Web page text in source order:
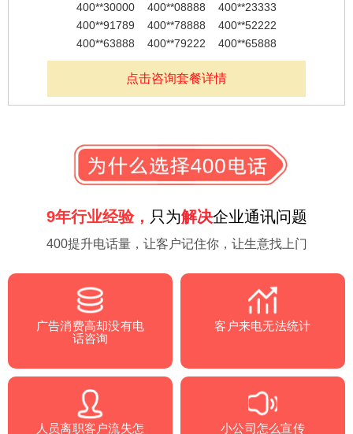
400**55688 400**11277
400**18366 400**88299
获取更多号码
10000元
三年合约，277元/月
号码类型：ABAB/AABB、尾号3连豹子号
费用特点：价格较高
套餐包含：400号码、免费通话时长、赠送
获
国
家
发
利
、
软
件
多
400**30000 400**08888 400**23333
400**91789 400**78888 400**52222
400**63888 400**79222 400**65888
点击咨询套餐详情
9年行业经验， 只为解决企业通讯问题
400提升电话量， 让客户记住你，让生意找上门
广告消费高却没有电
话咨询
客户来电无法统计
人员离职客户流失怎
小公司怎么宣传